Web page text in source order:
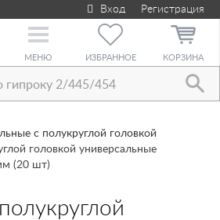
Вход Регистрация
Toggle
МЕНЮ ИЗБРАННОЕ КОРЗИНА
с полукруглой головкой
головкой универсальные
(20 шт)